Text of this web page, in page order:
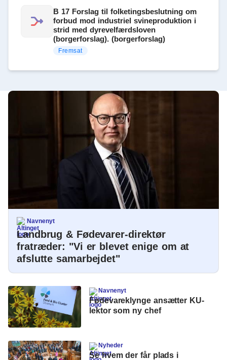
B 17 Forslag til folketingsbeslutning om
forbud mod industriel svineproduktion i
strid med dyrevelfærdsloven
(borgerforslag). (borgerforslag)
Fremsat
Navnenyt
Landbrug & Fødevarer-direktør
fratræder: "Vi er blevet enige om at
afslutte samarbejdet"
Navnenyt
Fødevareklynge ansætter KU-
lektor som ny chef
Nyheder
Se hvem der får plads i